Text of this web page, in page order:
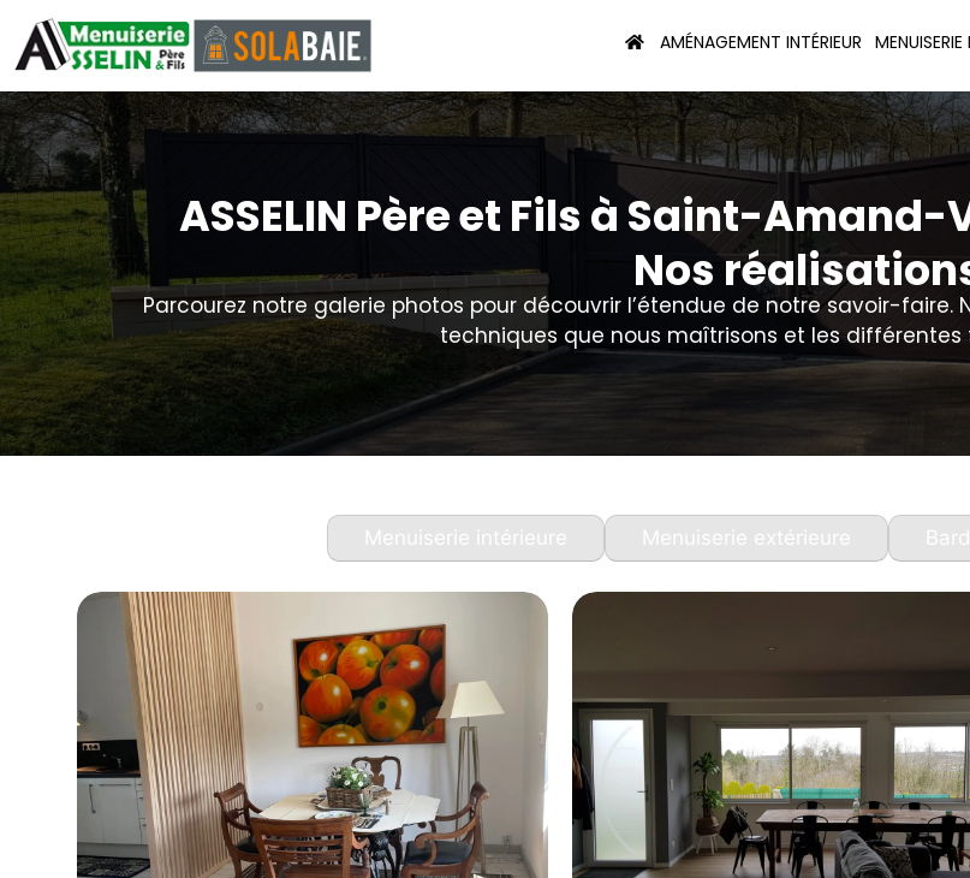
AMÉNAGEMENT INTÉRIEUR MENUISERIE
ASSELIN Père et Fils à Saint-
Nos
Parcourez notre galerie photos pour découvrir l’étendue de notre savoir-
techniques que nous maîtrisons et les différentes
Menuiserie intérieure Menuiserie extérieure